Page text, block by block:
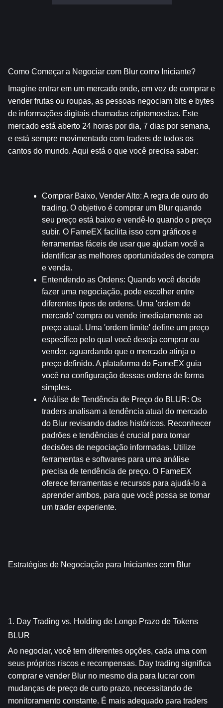
Como Começar a Negociar com Blur como Iniciante?
Imagine entrar em um mercado onde, em vez de comprar e
vender frutas ou roupas, as pessoas negociam bits e bytes
de informações digitais chamadas criptomoedas. Este
mercado está aberto 24 horas por dia, 7 dias por semana,
e está sempre movimentado com traders de todos os
cantos do mundo. Aqui está o que você precisa saber:
Comprar Baixo, Vender Alto: A regra de ouro do
trading. O objetivo é comprar um Blur quando
seu preço está baixo e vendê-lo quando o preço
subir. O FameEX facilita isso com gráficos e
ferramentas fáceis de usar que ajudam você a
identificar as melhores oportunidades de compra
e venda.
Entendendo as Ordens: Quando você decide
fazer uma negociação, pode escolher entre
diferentes tipos de ordens. Uma 'ordem de
mercado' compra ou vende imediatamente ao
preço atual. Uma 'ordem limite' define um preço
específico pelo qual você deseja comprar ou
vender, aguardando que o mercado atinja o
preço definido. A plataforma do FameEX guia
você na configuração dessas ordens de forma
simples.
Análise de Tendência de Preço do BLUR: Os
traders analisam a tendência atual do mercado
do Blur revisando dados históricos. Reconhecer
padrões e tendências é crucial para tomar
decisões de negociação informadas. Utilize
ferramentas e softwares para uma análise
precisa de tendência de preço. O FameEX
oferece ferramentas e recursos para ajudá-lo a
aprender ambos, para que você possa se tornar
um trader experiente.
Estratégias de Negociação para Iniciantes com Blur
1. Day Trading vs. Holding de Longo Prazo de Tokens
BLUR
Ao negociar, você tem diferentes opções, cada uma com
seus próprios riscos e recompensas. Day trading significa
comprar e vender Blur no mesmo dia para lucrar com
mudanças de preço de curto prazo, necessitando de
monitoramento constante. É mais adequado para traders